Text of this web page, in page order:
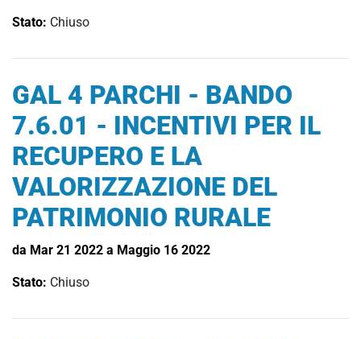
Stato: Chiuso
GAL 4 PARCHI - BANDO
7.6.01 - INCENTIVI PER IL
RECUPERO E LA
VALORIZZAZIONE DEL
PATRIMONIO RURALE
da Mar 21 2022 a Maggio 16 2022
Stato: Chiuso